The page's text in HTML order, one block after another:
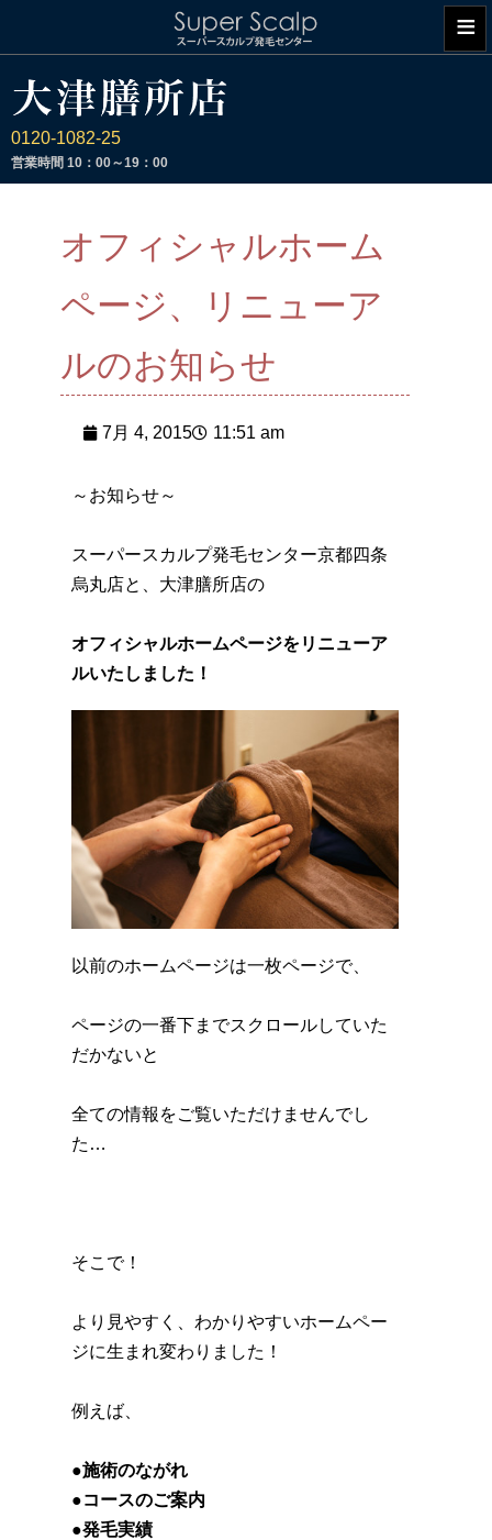
0120-1082-25
営業時間 10：00～19：00
≡
オフィシャルホーム
ページ、リニューア
ルのお知らせ
7月 4, 2015 11:51 am
～お知らせ～
スーパースカルプ発毛センター京都四条
烏丸店と、大津膳所店の
オフィシャルホームページをリニューア
ルいたしました！
以前のホームページは一枚ページで、
ページの一番下までスクロールしていた
だかないと
全ての情報をご覧いただけませんでし
た…
そこで！
より見やすく、わかりやすいホームペー
ジに生まれ変わりました！
例えば、
●施術のながれ
●コースのご案内
●発毛実績